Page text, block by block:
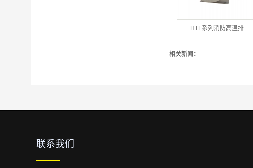
HTF系列消防高温排
相关新闻：
联系我们